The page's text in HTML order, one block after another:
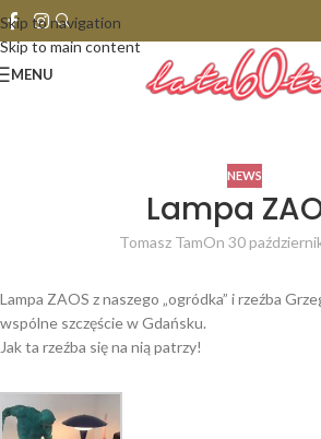
Skip to navigation
Skip to main content
MENU
NEWS
Lampa
Tomasz TamOn 30
Lampa ZAOS z naszego „ogródka” i rzeźba
wspólne szczęście w Gdańsku.
Jak ta rzeźba się na nią patrzy!